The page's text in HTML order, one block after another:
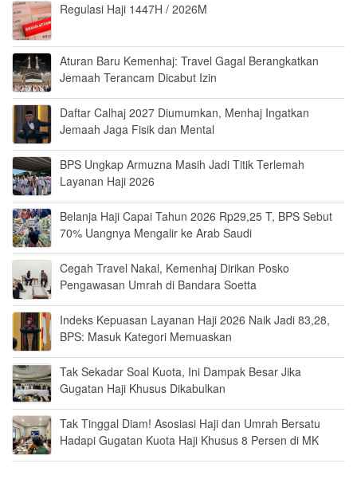
Regulasi Haji 1447H / 2026M
Aturan Baru Kemenhaj: Travel Gagal Berangkatkan
Jemaah Terancam Dicabut Izin
Daftar Calhaj 2027 Diumumkan, Menhaj Ingatkan
Jemaah Jaga Fisik dan Mental
BPS Ungkap Armuzna Masih Jadi Titik Terlemah
Layanan Haji 2026
Belanja Haji Capai Tahun 2026 Rp29,25 T, BPS Sebut
70% Uangnya Mengalir ke Arab Saudi
Cegah Travel Nakal, Kemenhaj Dirikan Posko
Pengawasan Umrah di Bandara Soetta
Indeks Kepuasan Layanan Haji 2026 Naik Jadi 83,28,
BPS: Masuk Kategori Memuaskan
Tak Sekadar Soal Kuota, Ini Dampak Besar Jika
Gugatan Haji Khusus Dikabulkan
Tak Tinggal Diam! Asosiasi Haji dan Umrah Bersatu
Hadapi Gugatan Kuota Haji Khusus 8 Persen di MK